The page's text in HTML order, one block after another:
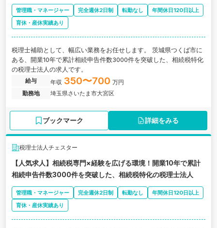
管理職・マネージャー 完全週休2日制 転勤なし
年間休日120日以上
育休・産休実績あり
税理士補助として、幅広い業務をお任せします。 茨城県つくば市に
ある、開業10年で累計相続申告件数3000件を突破した、相続税特化
の税理士法人の求人です。
給与 年収 350〜700 万円
勤務地
埼玉県さいたま市大宮区
ブックマーク 詳細をみる
税理士法人チェスター
【人気求人】相続税専門×経験を広げる環境！開業10年で累計
相続申告件数3000件を突破した、相続税特化の税理士法人
管理職・マネージャー 完全週休2日制 転勤なし
年間休日120日以上
育休・産休実績あり